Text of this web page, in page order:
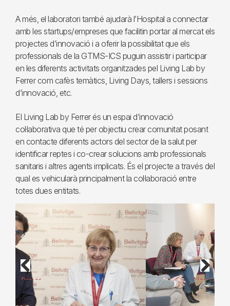
A més, el laboratori també ajudarà l’Hospital a connectar
amb les startups/empreses que facilitin portar al mercat els
projectes d’innovació i a oferir la possibilitat que els
professionals de la GTMS-ICS puguin assistir i participar
en les diferents activitats organitzades pel Living Lab by
Ferrer com cafès temàtics, Living Days, tallers i sessions
d’innovació, etc.
El Living Lab by Ferrer és un espai d’innovació
col·laborativa que té per objectiu crear comunitat posant
en contacte diferents actors del sector de la salut per
identificar reptes i co-crear solucions amb professionals
sanitaris i altres agents implicats. És el projecte a través del
qual es vehicularà principalment la col·laboració entre
totes dues entitats.
Previous Next